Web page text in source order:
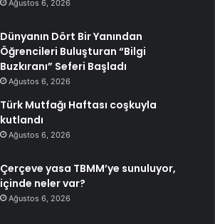
Ağustos 6, 2026
Dünyanın Dört Bir Yanından
Öğrencileri Buluşturan “Bilgi
Buzkıranı” Seferi Başladı
Ağustos 6, 2026
Türk Mutfağı Haftası coşkuyla
kutlandı
Ağustos 6, 2026
Çerçeve yasa TBMM’ye sunuluyor,
içinde neler var?
Ağustos 6, 2026